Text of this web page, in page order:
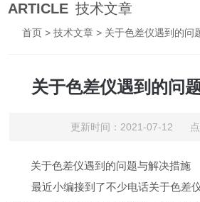
ARTICLE 技术文章
首页 >技术文章 > 关于色差仪遇到的问
关于色差仪遇到的问
更新时间：2021-07-12 点
关于色差仪遇到的问题与解决措施
最近小编接到了不少电话关于色差